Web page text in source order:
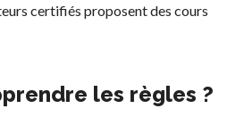
certifiés proposent des cours
les règles ?